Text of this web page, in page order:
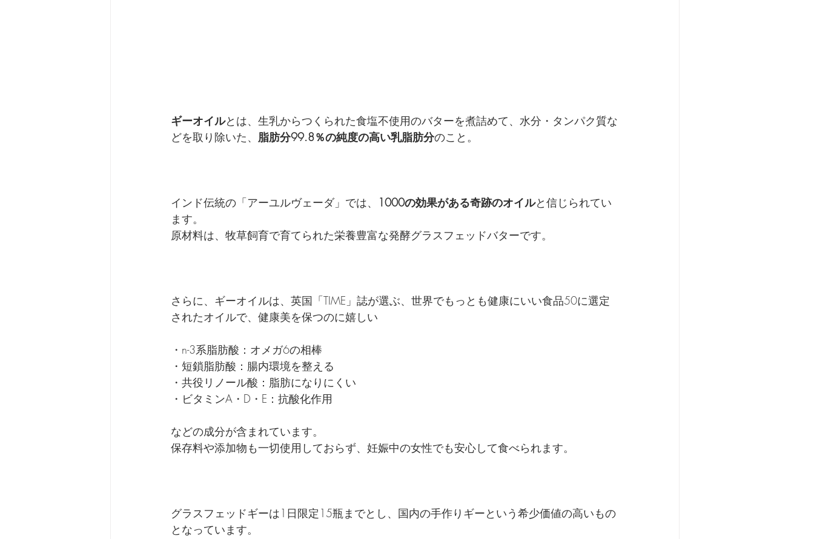
ギーオイルとは、生乳からつくられた食塩不使用のバターを煮詰めて、水分・タンパク質な
どを取り除いた、 脂肪分99.8％の純度の高い乳脂肪分のこと。
インド伝統の「アーユルヴェーダ」では、 1000の効果がある奇跡のオイルと信じられてい
ます。
原材料は、牧草飼育で育てられた栄養豊富な発酵グラスフェッドバターです。
さらに、ギーオイルは、英国「TIME」誌が選ぶ、世界でもっとも健康にいい食品50に選定
されたオイルで、健康美を保つのに嬉しい
・n-3系脂肪酸：オメガ6の相棒
・短鎖脂肪酸：腸内環境を整える
・共役リノール酸：脂肪になりにくい
・ビタミンA・D・E：抗酸化作用
などの成分が含まれています。
保存料や添加物も一切使用しておらず、妊娠中の女性でも安心して食べられます。
グラスフェッドギーは1日限定15瓶までとし、国内の手作りギーという希少価値の高いもの
となっています。